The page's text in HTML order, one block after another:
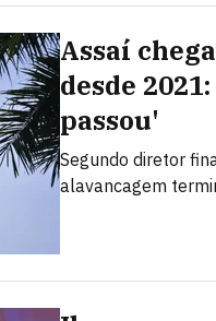
Assaí
desde
passou'
Segundo diretor
alavancagem